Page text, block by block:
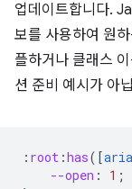
업데이트합니다.
보를 사용하여 원
플하거나 클래스
션 준비 예시가 아
: root :has([
--open : 1 ;